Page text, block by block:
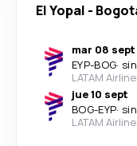
El Yopal -
mar 08 sept
EYP-BOG·
LATAM
jue 10 sept
BOG-EYP·
LATAM